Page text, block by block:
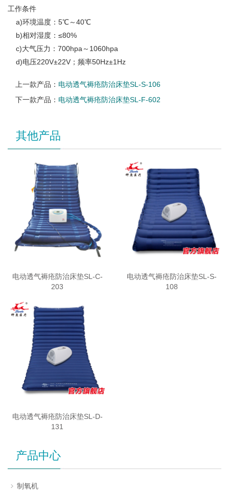
工作条件
a)环境温度：5℃～40℃
b)相对湿度：≤80%
c)大气压力：700hpa～1060hpa
d)电压220V±22V；频率50Hz±1Hz
上一款产品： 电动透气褥疮防治床垫SL-S-106
下一款产品： 电动透气褥疮防治床垫SL-F-602
其他产品
电动透气褥疮防治床垫SL-C-
203
电动透气褥疮防治床垫SL-S-
108
电动透气褥疮防治床垫SL-D-
131
产品中心
制氧机